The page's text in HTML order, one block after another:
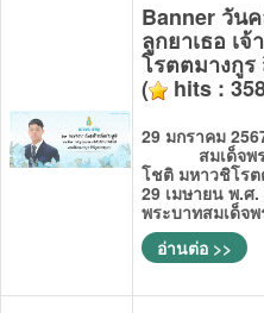
Banner วัน
ลูกยาเธอ เ
โรตตมางกูร
( hits :
29 มกราคม
สมเด็จพระเ
โชติ มหาวชิโร
29 เมษายน พ.ศ
พระบาทสมเด็จ
อ่านต่อ >>